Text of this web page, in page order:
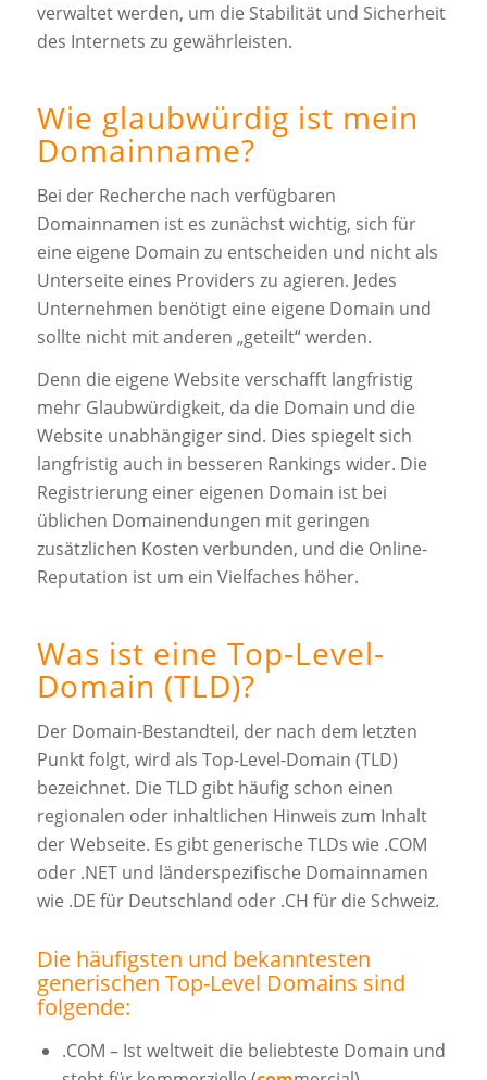
verwaltet werden, um die Stabilität und Sicherheit
des Internets zu gewährleisten.
Wie glaubwürdig ist mein
Domainname?
Bei der Recherche nach verfügbaren
Domainnamen ist es zunächst wichtig, sich für
eine eigene Domain zu entscheiden und nicht als
Unterseite eines Providers zu agieren. Jedes
Unternehmen benötigt eine eigene Domain und
sollte nicht mit anderen „geteilt“ werden.
Denn die eigene Website verschafft langfristig
mehr Glaubwürdigkeit, da die Domain und die
Website unabhängiger sind. Dies spiegelt sich
langfristig auch in besseren Rankings wider. Die
Registrierung einer eigenen Domain ist bei
üblichen Domainendungen mit geringen
zusätzlichen Kosten verbunden, und die Online-
Reputation ist um ein Vielfaches höher.
Was ist eine Top-Level-
Domain (TLD)?
Der Domain-Bestandteil, der nach dem letzten
Punkt folgt, wird als Top-Level-Domain (TLD)
bezeichnet. Die TLD gibt häufig schon einen
regionalen oder inhaltlichen Hinweis zum Inhalt
der Webseite. Es gibt generische TLDs wie .COM
oder .NET und länderspezifische Domainnamen
wie .DE für Deutschland oder .CH für die Schweiz.
Die häufigsten und bekanntesten
generischen Top-Level Domains sind
folgende:
.COM – Ist weltweit die beliebteste Domain und